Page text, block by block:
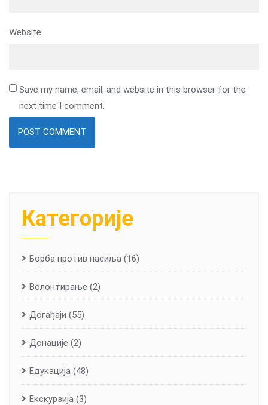
Website
Save my name, email, and website in this browser for the
next time I comment.
Категорије
Борба против насиља (16)
Волонтирање (2)
Догађаји (55)
Донације (2)
Едукација (48)
Екскурзија (3)